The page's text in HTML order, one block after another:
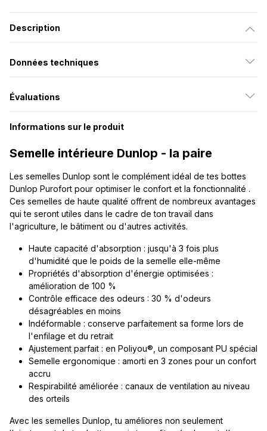
Description
Données techniques
Évaluations
Informations sur le produit
Semelle intérieure Dunlop - la paire
Les semelles Dunlop sont le complément idéal de tes bottes
Dunlop Purofort pour optimiser le confort et la fonctionnalité .
Ces semelles de haute qualité offrent de nombreux avantages
qui te seront utiles dans le cadre de ton travail dans
l'agriculture, le bâtiment ou d'autres activités.
Haute capacité d'absorption : jusqu'à 3 fois plus
d'humidité que le poids de la semelle elle-même
Propriétés d'absorption d'énergie optimisées :
amélioration de 100 %
Contrôle efficace des odeurs : 30 % d'odeurs
désagréables en moins
Indéformable : conserve parfaitement sa forme lors de
l'enfilage et du retrait
Ajustement parfait : en Poliyou®, un composant PU spécial
Semelle ergonomique : amorti en 3 zones pour un confort
accru
Respirabilité améliorée : canaux de ventilation au niveau
des orteils
Avec les semelles Dunlop, tu améliores non seulement